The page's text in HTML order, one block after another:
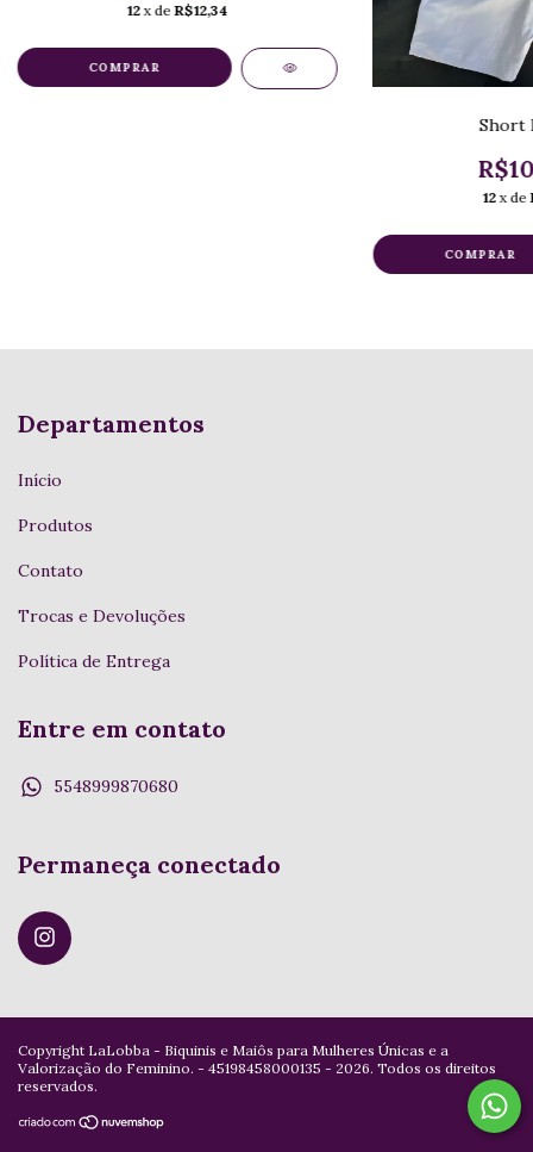
12 x deR$12,34
COMPRAR
Short
12 x de
COMPRAR
Departamentos
Início
Produtos
Contato
Trocas e Devoluções
Política de Entrega
Entre em contato
5548999870680
Permaneça conectado
Copyright LaLobba - Biquinis e Maiôs para Mulheres Únicas e a
Valorização do Feminino. - 45198458000135 - 2026. Todos os direitos
reservados.